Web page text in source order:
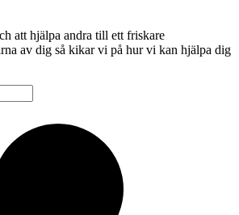
att hjälpa andra till ett friskare
av dig så kikar vi på hur vi kan hjälpa dig